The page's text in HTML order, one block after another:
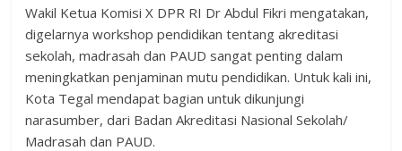
Wakil Ketua Komisi X DPR RI Dr Abdul Fikri mengatakan,
digelarnya workshop pendidikan tentang akreditasi
sekolah, madrasah dan PAUD sangat penting dalam
meningkatkan penjaminan mutu pendidikan. Untuk kali ini,
Kota Tegal mendapat bagian untuk dikunjungi
narasumber, dari Badan Akreditasi Nasional Sekolah/
Madrasah dan PAUD.